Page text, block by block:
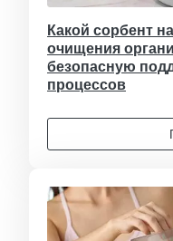
Какой сорбент
очищения
безопасную
процессов